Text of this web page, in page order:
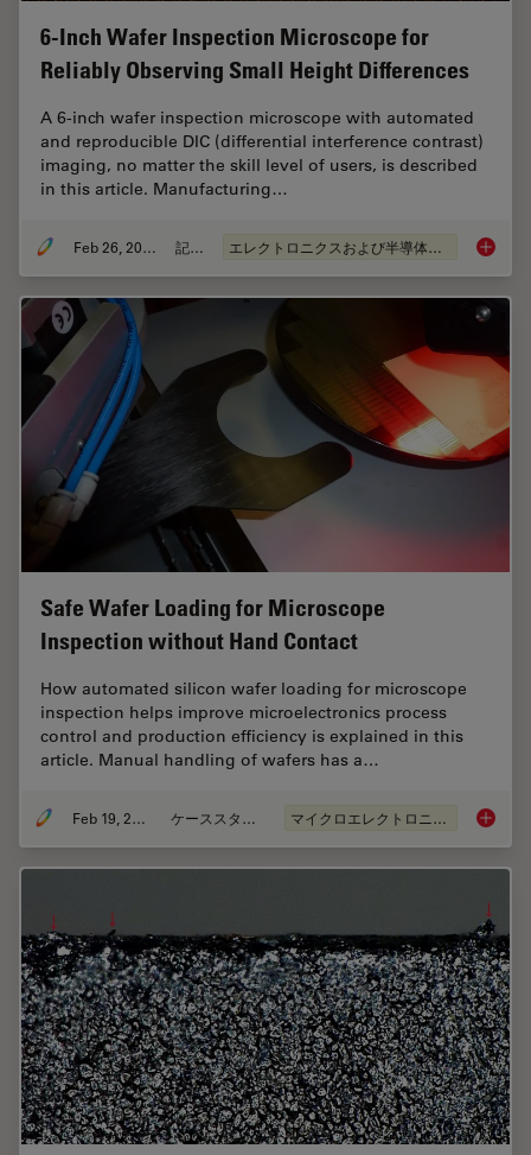
6-Inch Wafer Inspection Microscope for
Reliably Observing Small Height Differences
A 6-inch wafer inspection microscope with automated
and reproducible DIC (differential interference contrast)
imaging, no matter the skill level of users, is described
in this article. Manufacturing…
Feb 26, 2026 記事 エレクトロニクスおよび半導体産業 6-Inch
Safe Wafer Loading for Microscope
Inspection without Hand Contact
How automated silicon wafer loading for microscope
inspection helps improve microelectronics process
control and production efficiency is explained in this
article. Manual handling of wafers has a…
Feb 19, 2026 ケーススタディ マイクロエレクトロニクス Safe